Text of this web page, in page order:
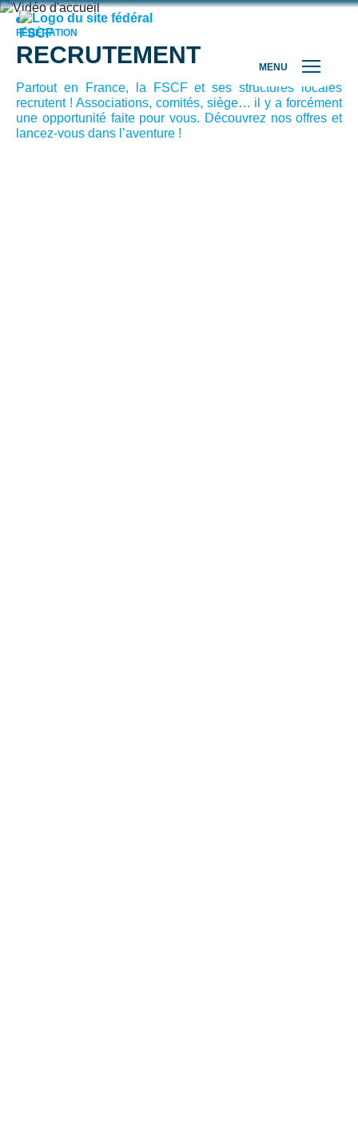
MENU
FÉDÉRATION
RECRUTEMENT
Partout en France, la FSCF et ses structures locales
recrutent ! Associations, comités, siège… il y a forcément
une opportunité faite pour vous. Découvrez nos offres et
lancez-vous dans l’aventure !